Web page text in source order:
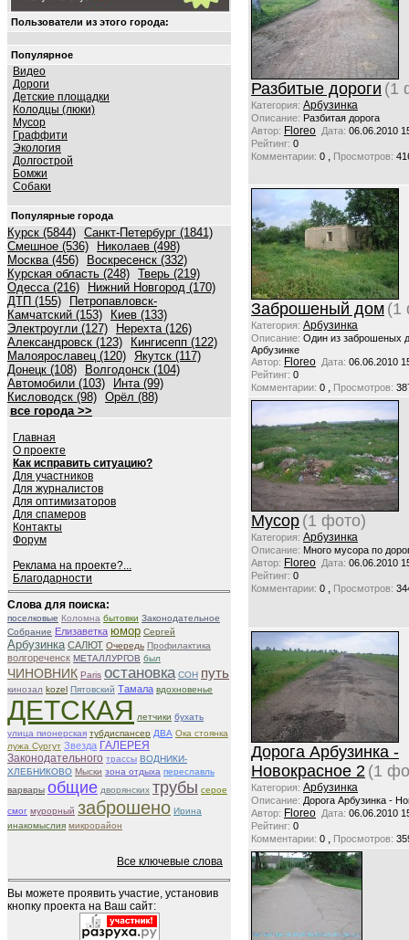
Пользователи из этого города:
Популярное
Видео
Дороги
Детские площадки
Колодцы (люки)
Мусор
Граффити
Экология
Долгострой
Бомжи
Собаки
Популярные города
Курск (5844) Санкт-Петербург (1841)
Смешное (536)
Николаев (498)
Москва (456)
Воскресенск (332)
Курская область (248) Тверь (219)
Одесса (216)
Нижний Новгород (170)
ДТП (155)
Петропавловск-
Камчатский (153)
Киев (133)
Электроугли (127)
Нерехта (126)
Александровск (123)
Кингисепп (122)
Малоярославец (120) Якутск (117)
Донецк (108)
Волгодонск (104)
Автомобили (103)
Инта (99)
Кисловодск (98) Орёл (88)
все города >>
Главная
О проекте
Как исправить ситуацию?
Для участников
Для журналистов
Для оптимизаторов
Для спамеров
Контакты
Форум
Реклама на проекте?...
Благодарности
Слова для поиска:
поселковые Коломна бытовки Законодательное
Собрание Елизаветка юмор Сергей
Арбузинка САЛЮТ Очередь Профилактика
волгореченск МЕТАЛЛУРГОВ был
ЧИНОВНИК Paris остановка СОН путь
кинозал kozel Пятовский Тамала вдохновенье
ДЕТСКАЯ летчики бухать
улица пионерская тубдиспансер ДВА Ока стоянка
лужа Сургут Звезда ГАЛЕРЕЯ
Законодательного трассы ВОДНИКИ-
ХЛЕБНИКОВО Мыски зона отдыха переславль
варвары общие дворянских трубы серое
смог мурорный заброшено Ирина
инакомыслия микрорайон
Все ключевые слова
Вы можете проявить участие, установив
кнопку проекта на Ваш сайт:
Разбитые дороги (1
Категория: Арбузинка
Описание: Разбитая дорога
Автор: Floreo Дата: 06.06.2010
Рейтинг: 0
Комментарии: 0 , Просмотров:
Заброшеный дом (1
Категория: Арбузинка
Описание: Один из заброшеных
Арбузинке
Автор: Floreo Дата: 06.06.2010
Рейтинг: 0
Комментарии: 0 , Просмотров:
Мусор (1 фото)
Категория: Арбузинка
Описание: Много мусора по
Автор: Floreo Дата: 06.06.2010
Рейтинг: 0
Комментарии: 0 , Просмотров:
Дорога Арбузинка -
Новокрасное 2 (1
Категория: Арбузинка
Описание: Дорога Арбузинка -
Автор: Floreo Дата: 06.06.2010
Рейтинг: 0
Комментарии: 0 , Просмотров: